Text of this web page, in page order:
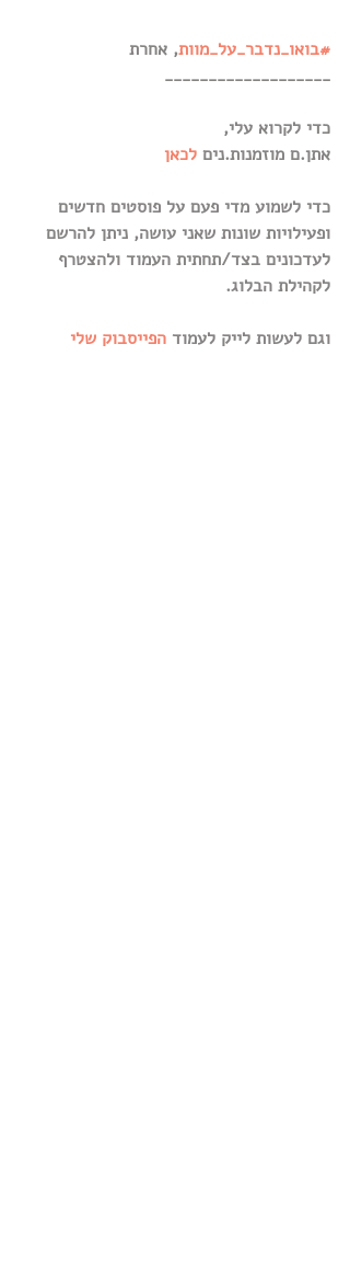
#בואו_נדבר_על_מוות, אחרת
___________________
כדי לקרוא עלי,
אתן.ם מוזמנות.נים לכאן
כדי לשמוע מדי פעם על פוסטים חדשים
ופעילויות שונות שאני עושה, ניתן להרשם
לעדכונים בצד/תחתית העמוד ולהצטרף
לקהילת הבלוג.
וגם לעשות לייק לעמוד הפייסבוק שלי